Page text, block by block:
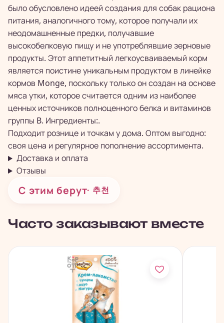
было обусловлено идеей создания для собак рациона
питания, аналогичного тому, которое получали их
неодомашненные предки, получавшие
высокобелковую пищу и не употреблявшие зерновые
продукты. Этот аппетитный легкоусваиваемый корм
является поистине уникальным продуктом в линейке
кормов Monge, поскольку только он создан на основе
мяса утки, которое считается одним из наиболее
ценных источников полноценного белка и витаминов
группы B. Ингредиенты:.
Подходит рознице и точкам у дома. Оптом выгодно:
своя цена и регулярное пополнение ассортимента.
Доставка и оплата
Отзывы
С этим берут· 추천
Часто заказывают вместе